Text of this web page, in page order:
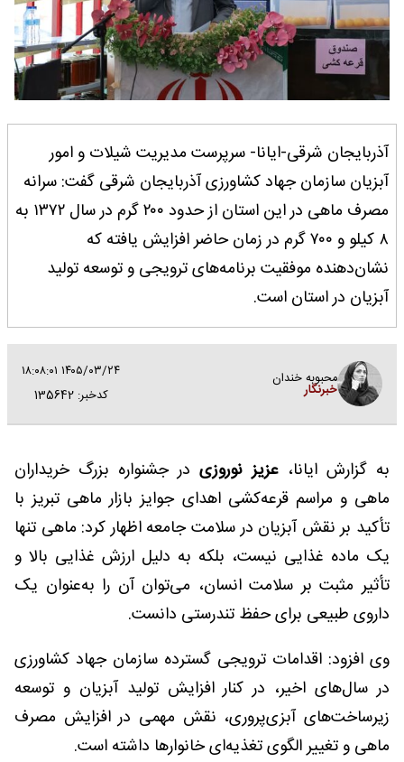
آذربایجان شرقی-ایانا- سرپرست مدیریت شیلات و امور
آبزیان سازمان جهاد کشاورزی آذربایجان شرقی گفت: سرانه
مصرف ماهی در این استان از حدود ۲۰۰ گرم در سال ۱۳۷۲ به
۸ کیلو و ۷۰۰ گرم در زمان حاضر افزایش یافته که
نشان‌دهنده موفقیت برنامه‌های ترویجی و توسعه تولید
آبزیان در استان است.
محبوبه خندان
خبرنگار
۱۴۰۵/۰۳/۲۴ ۱۸:۰۸:۰۱
کدخبر: 135642
به گزارش ایانا، عزیز نوروزی در جشنواره بزرگ خریداران
ماهی و مراسم قرعه‌کشی اهدای جوایز بازار ماهی تبریز با
تأکید بر نقش آبزیان در سلامت جامعه اظهار کرد: ماهی تنها
یک ماده غذایی نیست، بلکه به دلیل ارزش غذایی بالا و
تأثیر مثبت بر سلامت انسان، می‌توان آن را به‌عنوان یک
داروی طبیعی برای حفظ تندرستی دانست.
وی افزود: اقدامات ترویجی گسترده سازمان جهاد کشاورزی
در سال‌های اخیر، در کنار افزایش تولید آبزیان و توسعه
زیرساخت‌های آبزی‌پروری، نقش مهمی در افزایش مصرف
ماهی و تغییر الگوی تغذیه‌ای خانوارها داشته است.